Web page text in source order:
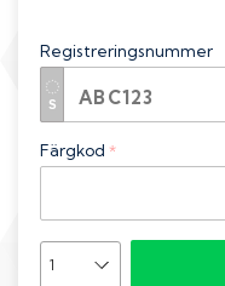
Registreringsnummer
Färgkod *